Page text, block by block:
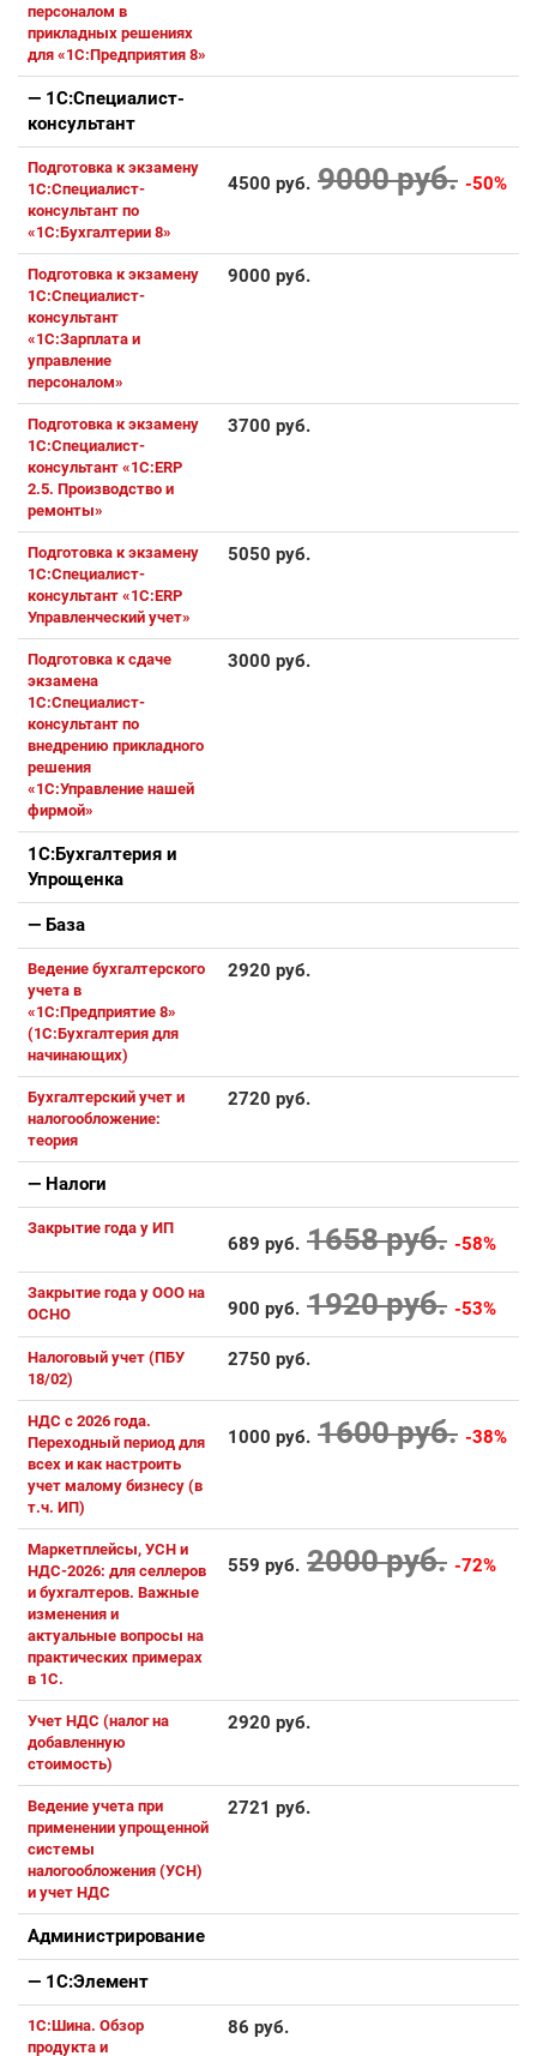
персоналом в
прикладных решениях
для «1С:Предприятия 8»
— 1С:Специалист-
консультант
Подготовка к экзамену
1С:Специалист-
консультант по
«1С:Бухгалтерии 8»
4500 руб. 9000 руб. -50%
Подготовка к экзамену
1С:Специалист-
консультант
«1С:Зарплата и
управление
персоналом»
9000 руб.
Подготовка к экзамену
1С:Специалист-
консультант «1С:ERP
2.5. Производство и
ремонты»
3700 руб.
Подготовка к экзамену
1С:Специалист-
консультант «1С:ERP
Управленческий учет»
5050 руб.
Подготовка к сдаче
экзамена
1С:Специалист-
консультант по
внедрению прикладного
решения
«1С:Управление нашей
фирмой»
3000 руб.
1С:Бухгалтерия и
Упрощенка
— База
Ведение бухгалтерского
учета в
«1С:Предприятие 8»
(1С:Бухгалтерия для
начинающих)
2920 руб.
Бухгалтерский учет и
налогообложение:
теория
2720 руб.
— Налоги
Закрытие года у ИП
689 руб. 1658 руб. -58%
Закрытие года у ООО на
ОСНО
900 руб. 1920 руб. -53%
Налоговый учет (ПБУ
18/02)
2750 руб.
НДС с 2026 года.
Переходный период для
всех и как настроить
учет малому бизнесу (в
т.ч. ИП)
1000 руб. 1600 руб. -38%
Маркетплейсы, УСН и
НДС-2026: для селлеров
и бухгалтеров. Важные
изменения и
актуальные вопросы на
практических примерах
в 1С.
559 руб. 2000 руб. -72%
Учет НДС (налог на
добавленную
стоимость)
2920 руб.
Ведение учета при
применении упрощенной
системы
налогообложения (УСН)
и учет НДС
2721 руб.
Администрирование
— 1С:Элемент
1С:Шина. Обзор
продукта и
86 руб.